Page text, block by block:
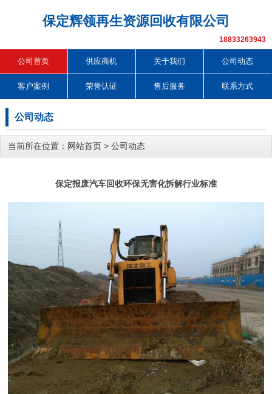
保定辉领再生资源回收有限公司
18833263943
公司首页 供应商机 关于我们 公司动态
客户案例 荣誉认证 售后服务 联系方式
公司动态
当前所在位置： 网站首页 > 公司动态
保定报废汽车回收环保无害化拆解行业标准